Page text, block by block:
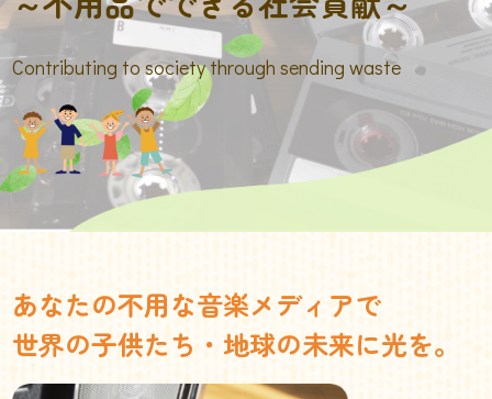
Contributing to society through sending waste
あなたの不用な音楽メディアで
世界の子供たち・地球の未来に光を。